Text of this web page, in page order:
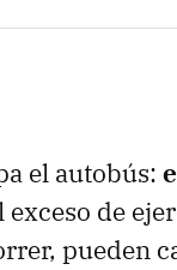
el autobús:
exceso de
pueden